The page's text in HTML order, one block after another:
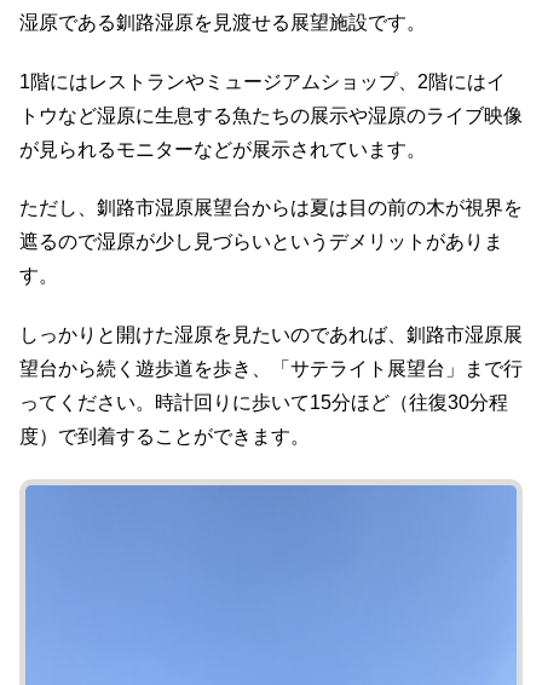
湿原である釧路湿原を見渡せる展望施設です。
1階にはレストランやミュージアムショップ、2階にはイ
トウなど湿原に生息する魚たちの展示や湿原のライブ映像
が見られるモニターなどが展示されています。
ただし、釧路市湿原展望台からは夏は目の前の木が視界を
遮るので湿原が少し見づらいというデメリットがありま
す。
しっかりと開けた湿原を見たいのであれば、釧路市湿原展
望台から続く遊歩道を歩き、「サテライト展望台」まで行
ってください。時計回りに歩いて15分ほど（往復30分程
度）で到着することができます。